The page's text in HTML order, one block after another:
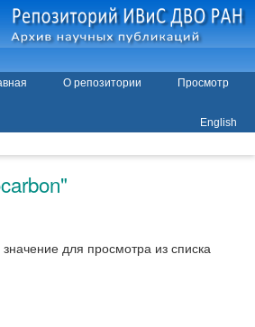
О репозитории
Просмотр
English
для просмотра из списка